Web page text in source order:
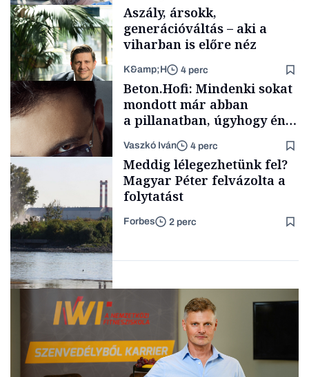
Kultúra
TÁMOGATÓI
Aszály, ársokk,
generációváltás – aki a
viharban is előre néz
K&amp;H 4 perc
Forbes-sztori
Beton.Hofi: Mindenki sokat
mondott már abban
a pillanatban, úgyhogy én
a legsarkosabb
gondolataimat akartam
kimondani
Vaszkó Iván 4 perc
Meddig lélegezhetünk fel?
Magyar Péter felvázolta a
folytatást
Forbes 2 perc